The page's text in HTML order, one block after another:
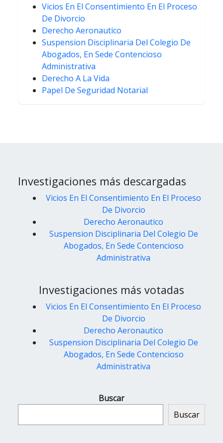
Vicios En El Consentimiento En El Proceso
De Divorcio
Derecho Aeronautico
Suspension Disciplinaria Del Colegio De
Abogados, En Sede Contencioso
Administrativa
Derecho A La Vida
Papel De Seguridad Notarial
Investigaciones más descargadas
Vicios En El Consentimiento En El Proceso
De Divorcio
Derecho Aeronautico
Suspension Disciplinaria Del Colegio De
Abogados, En Sede Contencioso
Administrativa
Investigaciones más votadas
Vicios En El Consentimiento En El Proceso
De Divorcio
Derecho Aeronautico
Suspension Disciplinaria Del Colegio De
Abogados, En Sede Contencioso
Administrativa
Buscar
Buscar